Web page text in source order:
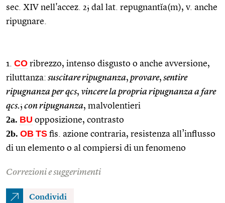
sec. XIV nell'accez. 2; dal lat. repugnantĭa(m), v. anche
ripugnare.
1. CO ribrezzo, intenso disgusto o anche avversione,
riluttanza: suscitare ripugnanza, provare, sentire
ripugnanza per qcs, vincere la propria ripugnanza a fare
qcs.; con ripugnanza, malvolentieri
2a. BU opposizione, contrasto
2b. OB TS fis. azione contraria, resistenza all’influsso
di un elemento o al compiersi di un fenomeno
Correzioni e suggerimenti
Condividi